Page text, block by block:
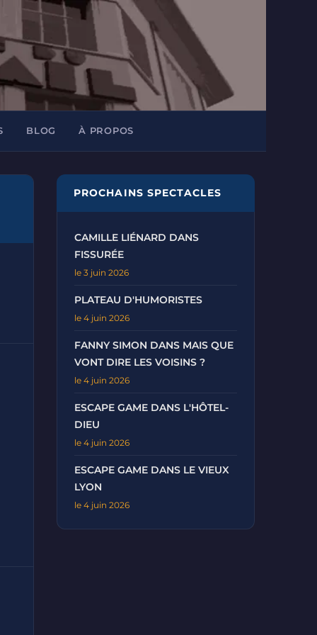
BLOG À PROPOS
PROCHAINS SPECTACLES
CAMILLE LIÉNARD DANS
FISSURÉE
le 3 juin 2026
PLATEAU D'HUMORISTES
le 4 juin 2026
FANNY SIMON DANS MAIS QUE
VONT DIRE LES VOISINS ?
le 4 juin 2026
ESCAPE GAME DANS L'HÔTEL-
DIEU
le 4 juin 2026
ESCAPE GAME DANS LE VIEUX
LYON
le 4 juin 2026